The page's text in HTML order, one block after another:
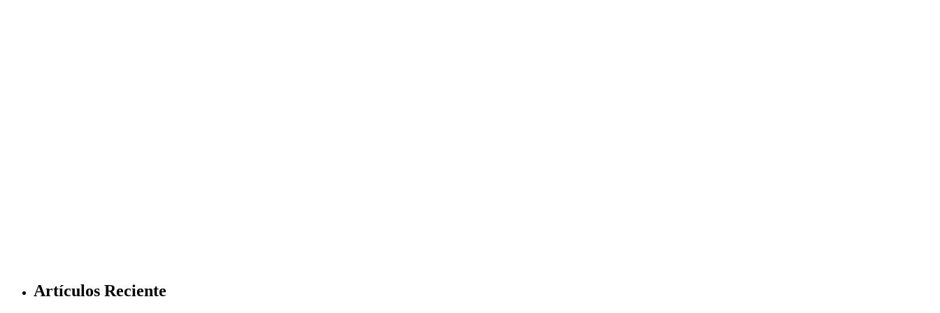
Artículos Reciente